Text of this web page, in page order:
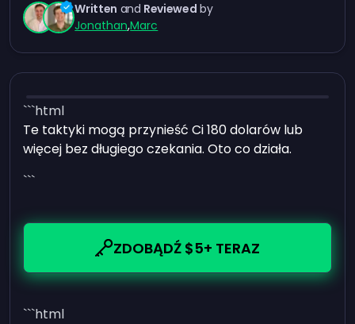
Written and Reviewed by
Jonathan,Marc
```html
Te taktyki mogą przynieść Ci 180 dolarów lub
więcej bez długiego czekania. Oto co działa.
```
ZDOBĄDŹ $5+ TERAZ
```html